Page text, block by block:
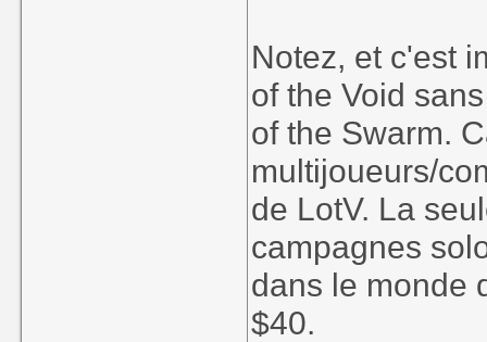
Notez, et c'est
of the Void
of the Swarm.
multijoueurs/
de LotV. La
campagnes
dans le monde
$40.